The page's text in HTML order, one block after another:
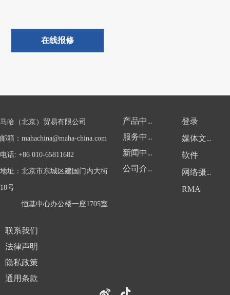
在线报修
马哈（北京）贸易有限公司
邮箱： mahachina@maha-china.com
电话: +86 010-65811682
地址：北京市东城区建国门内大街
18号
恒基中心办公楼一座1705室
产品中心
服务中心
新闻中心
公司介绍
登录
媒体文件
软件
网络摄像头
RMA
联系我们
法律声明
隐私政策
通用条款